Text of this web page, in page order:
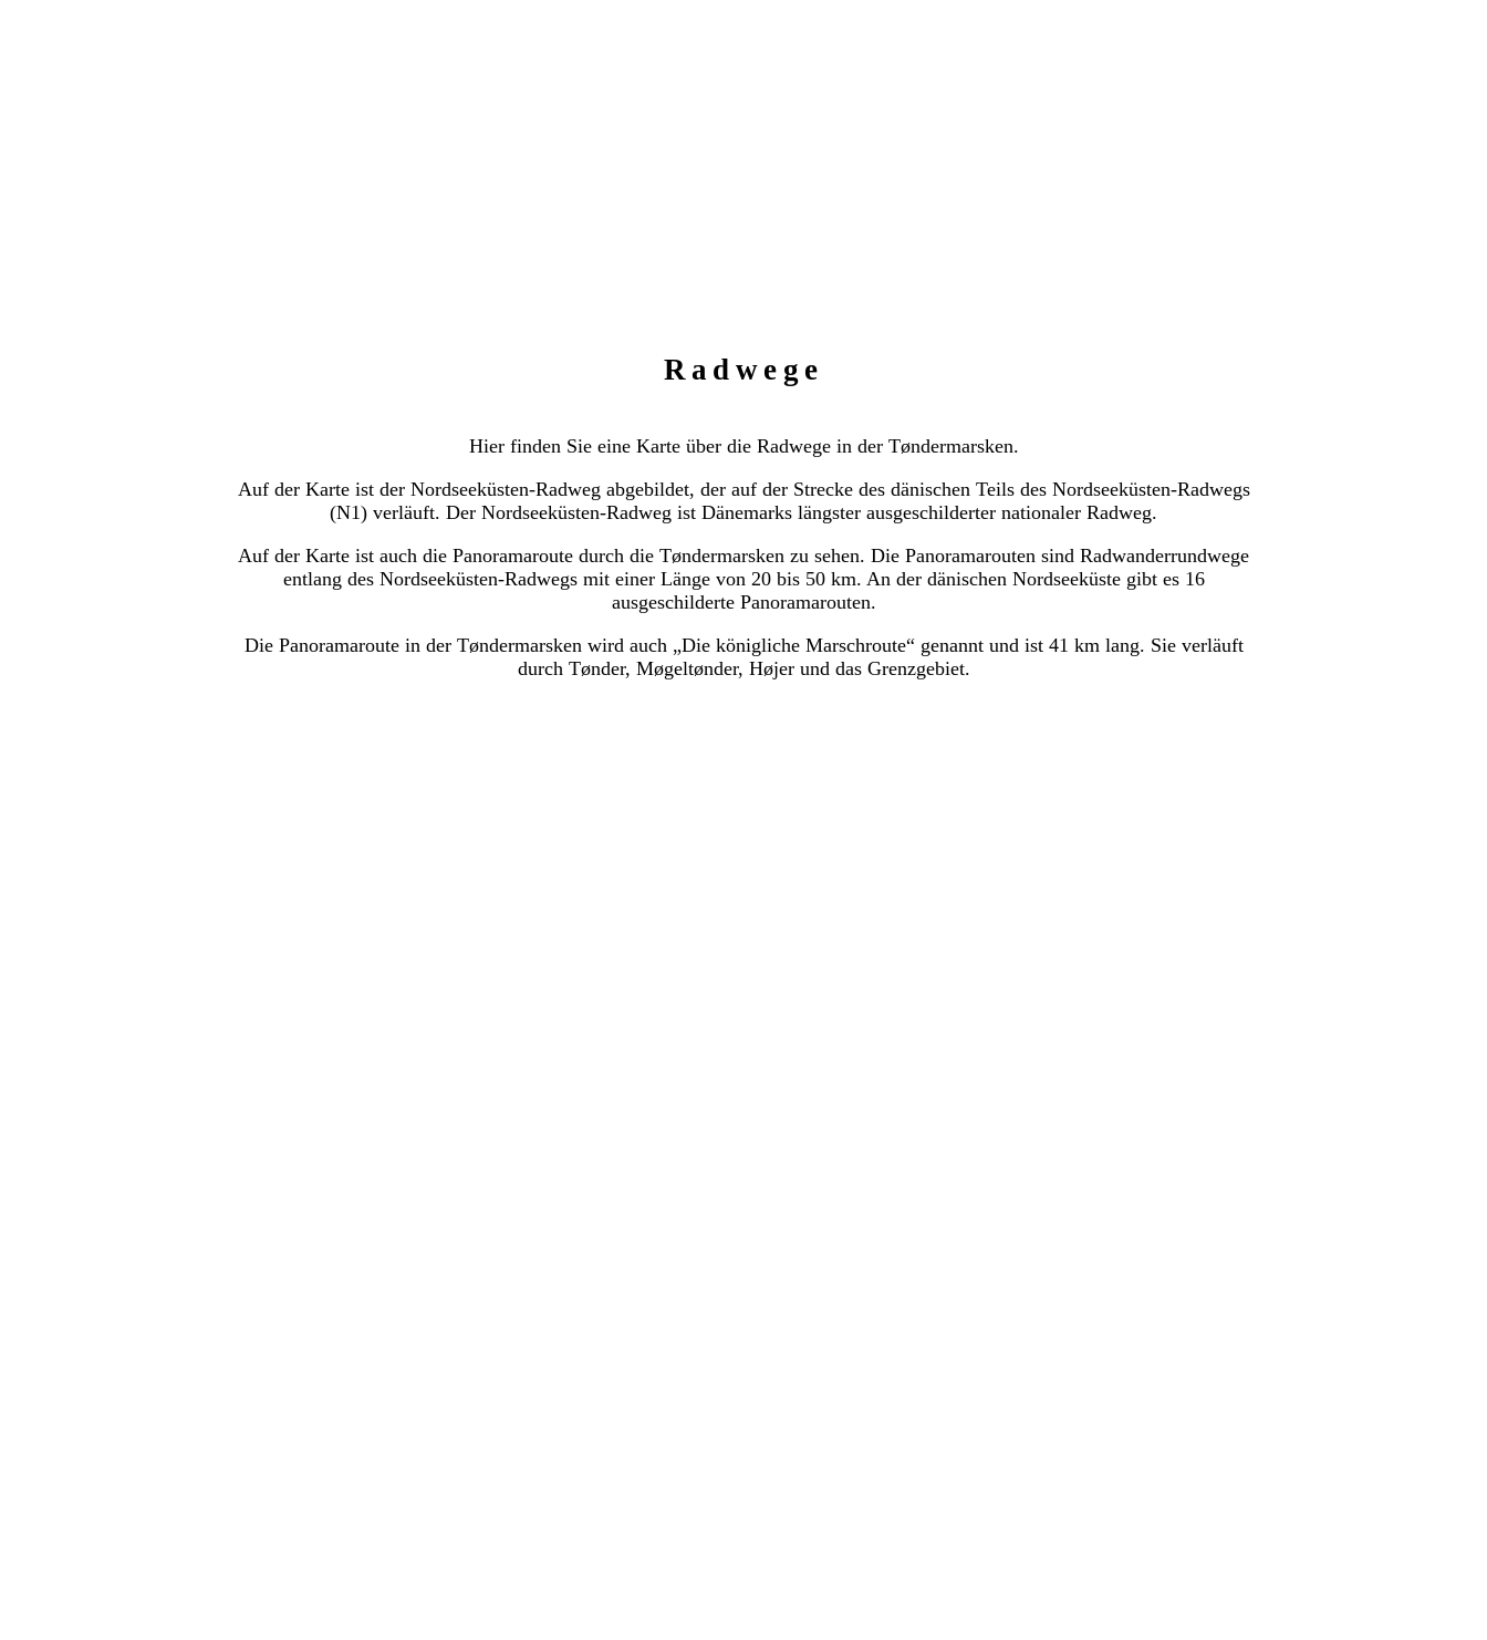
Radwege
Hier finden Sie eine Karte über die Radwege in der Tøndermarsken.
Auf der Karte ist der Nordseeküsten-Radweg abgebildet, der auf der Strecke des dänischen Teils des Nordseeküsten-Radwegs
(N1) verläuft. Der Nordseeküsten-Radweg ist Dänemarks längster ausgeschilderter nationaler Radweg.
Auf der Karte ist auch die Panoramaroute durch die Tøndermarsken zu sehen. Die Panoramarouten sind Radwanderrundwege
entlang des Nordseeküsten-Radwegs mit einer Länge von 20 bis 50 km. An der dänischen Nordseeküste gibt es 16
ausgeschilderte Panoramarouten.
Die Panoramaroute in der Tøndermarsken wird auch „Die königliche Marschroute“ genannt und ist 41 km lang. Sie verläuft
durch Tønder, Møgeltønder, Højer und das Grenzgebiet.